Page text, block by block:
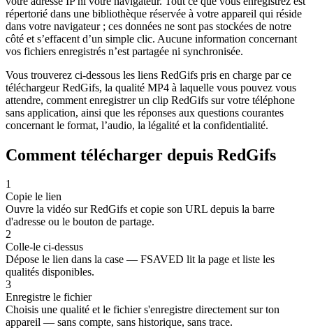
répertorié dans une bibliothèque réservée à votre appareil qui réside
dans votre navigateur ; ces données ne sont pas stockées de notre
côté et s’effacent d’un simple clic. Aucune information concernant
vos fichiers enregistrés n’est partagée ni synchronisée.
Vous trouverez ci-dessous les liens RedGifs pris en charge par ce
téléchargeur RedGifs, la qualité MP4 à laquelle vous pouvez vous
attendre, comment enregistrer un clip RedGifs sur votre téléphone
sans application, ainsi que les réponses aux questions courantes
concernant le format, l’audio, la légalité et la confidentialité.
Comment télécharger depuis RedGifs
1
Copie le lien
Ouvre la vidéo sur RedGifs et copie son URL depuis la barre
d'adresse ou le bouton de partage.
2
Colle-le ci-dessus
Dépose le lien dans la case — FSAVED lit la page et liste les
qualités disponibles.
3
Enregistre le fichier
Choisis une qualité et le fichier s'enregistre directement sur ton
appareil — sans compte, sans historique, sans trace.